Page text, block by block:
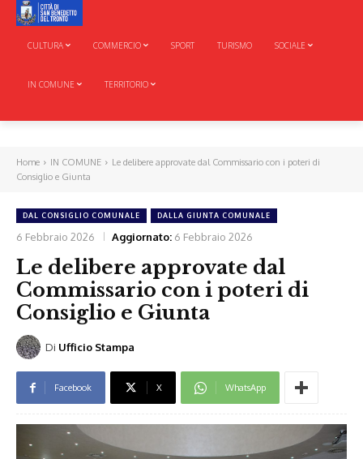
CULTURA COMMERCIO SPORT TURISMO SOCIALE
IN COMUNE TERRITORIO
Home IN COMUNE
Le delibere approvate dal Commissario con i poteri di
Consiglio e Giunta
DAL CONSIGLIO COMUNALE DALLA GIUNTA COMUNALE
6 Febbraio 2026 Aggiornato: 6 Febbraio 2026
Le delibere approvate dal
Commissario con i poteri di
Consiglio e Giunta
Di Ufficio Stampa
Facebook X WhatsApp